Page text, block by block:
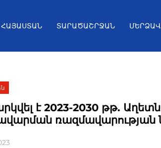
ՀԱՅԱՍՏԱՆ ՏԱՐԱԾԱՇՐՋԱՆ
է 2023-2030 թթ.